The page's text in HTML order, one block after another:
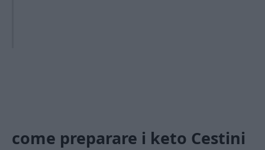
come preparare i keto Cestini